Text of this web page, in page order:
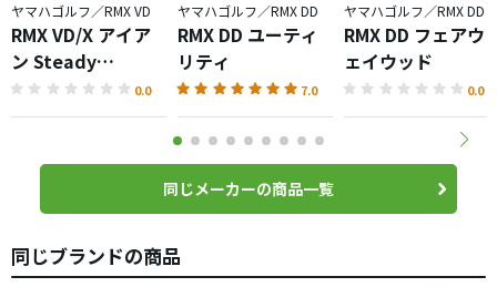
ヤマハゴルフ／RMX VD
RMX VD/X アイア
ン Steady
Version
0.0
ヤマハゴルフ／RMX DD
RMX DD ユーティ
リティ
7.0
ヤマハゴルフ／RMX DD
RMX DD フェアウ
ェイウッド
0.0
同じメーカーの商品一覧
同じブランドの商品